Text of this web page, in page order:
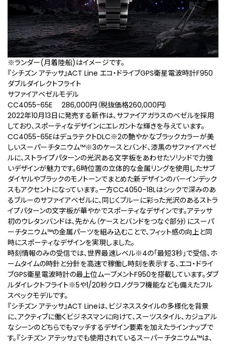
※ランダー(月着陸船)はイメージです。
『シチズン アテッサ』ACT Line エコ・ドライブGPS衛星電波時計F950
ダブルダイレクトフライト
サファイアベゼルモデル
CC4055-65E 286,000円（税抜価格260,000円）
2022年10月13日に発売する新作は、サファイアガラスのベゼルを採用
しており、スポーティなデザインにエレガントな輝きを与えています。
CC4055-65EはデュラテクトDLC※2の艶やかなブラックカラーが美
しいスーパーチタニウム™※3のケースとバンド、漆黒のサファイアベゼ
ルに、ストライプパターンの光沢ある文字板をあわせたソリッドで力強
いデザインが魅力です。6時位置の立体的な金属リングを使用したサブ
ダイヤルやブラックのモノトーンでまとめた新デザインのバーインデック
スもアクセントになっています。一方CC4050-18Lはシックで深みのあ
るブルーのサファイアベゼルに、同じくブルーに彩った光沢のあるストラ
イプパターンの文字板が華やかでスポーティなデザインです。アテッサ
初のウレタンバンドは、先かん（ケースとバンドをつなぐ部分）にスーパ
ーチタニウム™の金属パーツを組み込むことで、フィット感の向上と同
時にスポーティなデザインを実現しました。
時刻情報のみの受信では、世界最速レベル※4の「最短3秒」で受信、ホ
ームタイムの時針と分針を高速で稼働し時刻を表示する、エコ・ドライ
ブGPS衛星電波時計の最上位ムーブメントF950を搭載しています。ダブ
ルダイレクトフライト※5や1/20秒クロノグラフ機能なども備えたフル
スペックモデルです。
『シチズン アテッサ』ACT Lineは、ビジネススタイルの多様化を背景
に、アクティブに働くビジネスマンに向けて、スーツスタイル、カジュアル
なシーンのどちらでもマッチするデザイン要素を加えたラインナップで
す。『シチズン アテッサ』でも使用されているスーパーチタニウム™は、